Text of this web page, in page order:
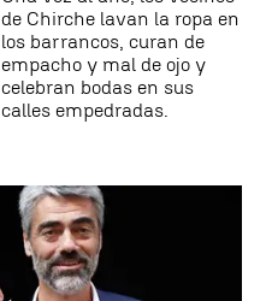
de Chirche lavan la ropa en
los barrancos, curan de
empacho y mal de ojo y
celebran bodas en sus
calles empedradas.